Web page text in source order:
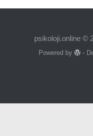
psikoloji.online ©
Powered by -